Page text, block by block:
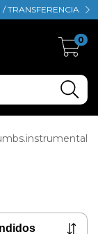
TRANSFERENCIA
0